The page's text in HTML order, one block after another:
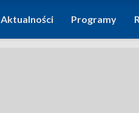
Aktualności Programy